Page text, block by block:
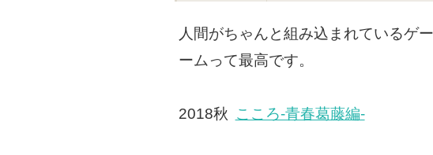
人間がちゃんと組み込まれているゲ
ームって最高です。
2018秋 こころ-青春葛藤編-